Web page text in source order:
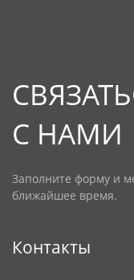
С НАМИ
Заполните форму и
ближайшее время.
Контакты